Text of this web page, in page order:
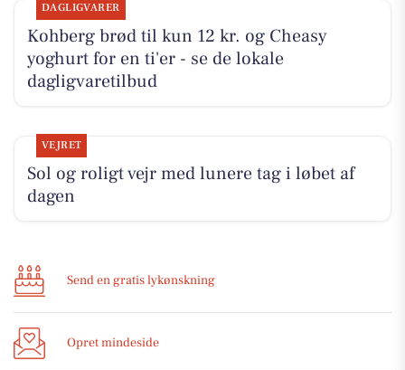
DAGLIGVARER
Kohberg brød til kun 12 kr. og Cheasy
yoghurt for en ti'er - se de lokale
dagligvaretilbud
VEJRET
Sol og roligt vejr med lunere tag i løbet af
dagen
Send en gratis lykønskning
Opret mindeside